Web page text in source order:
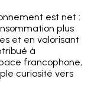
est net :
plus
et en valorisant
à
francophone,
curiosité vers